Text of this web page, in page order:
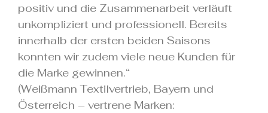
positiv und die Zusammenarbeit verläuft
unkompliziert und professionell. Bereits
innerhalb der ersten beiden Saisons
konnten wir zudem viele neue Kunden für
die Marke gewinnen.“
(Weißmann Textilvertrieb, Bayern und
Österreich – vertrene Marken: